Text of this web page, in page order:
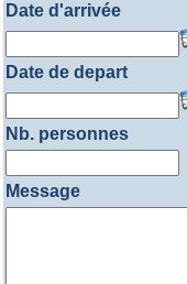
Date d'arrivée
Date de depart
Nb. personnes
Message